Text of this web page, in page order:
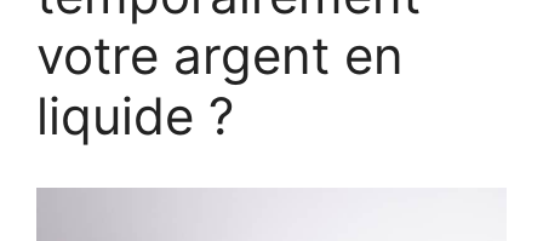
votre argent en
liquide ?